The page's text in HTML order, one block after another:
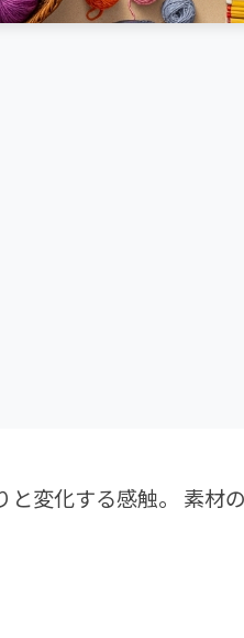
と変化する感触。 素材